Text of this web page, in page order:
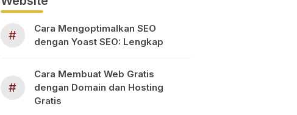
#
Cara Mengoptimalkan SEO
dengan Yoast SEO: Lengkap
#
Cara Membuat Web Gratis
dengan Domain dan Hosting
Gratis